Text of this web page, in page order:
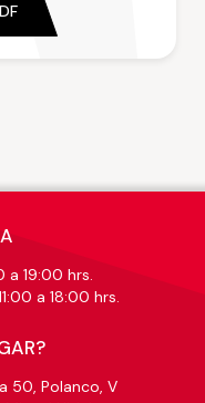
a 19:00 hrs.
a 18:00 hrs.
50, Polanco, V